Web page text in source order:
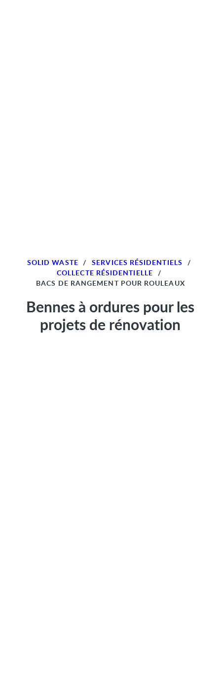
SOLID WASTE / SERVICES RÉSIDENTIELS
/
COLLECTE RÉSIDENTIELLE
/
BACS DE RANGEMENT POUR ROULEAUX
Bennes à ordures pour les
projets de rénovation